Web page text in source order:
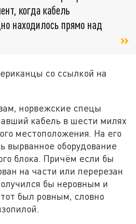
когда кабель
находилось прямо над
со ссылкой на
норвежские спецы
кабель в шести милях
местоположения. На его
вырванное оборудование
блока. Причём если бы
на части или перерезан
бы неровным и
был ровным, словно